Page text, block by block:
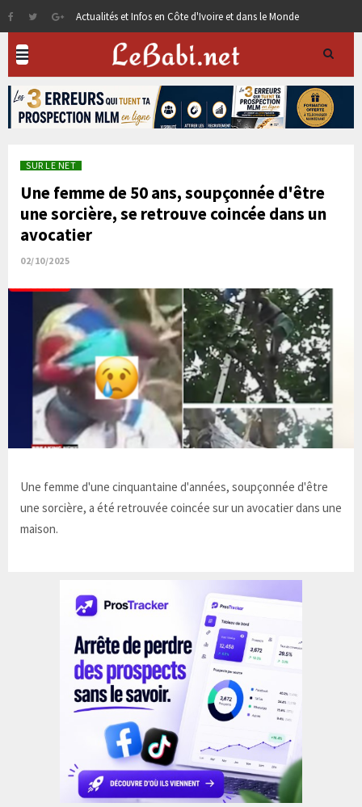
Actualités et Infos en Côte d'Ivoire et dans le Monde
SUR LE NET
Une femme de 50 ans, soupçonnée d'être
une sorcière, se retrouve coincée dans un
avocatier
02/10/2025
Une femme d'une cinquantaine d'années, soupçonnée d'être
une sorcière, a été retrouvée coincée sur un avocatier dans une
maison.